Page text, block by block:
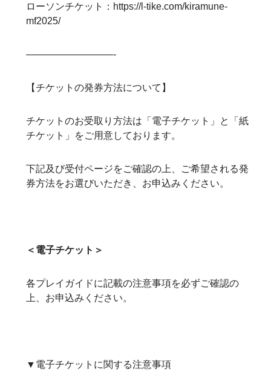
ローソンチケット： https://l-tike.com/kiramune-
mf2025/
—————————-
【チケットの発券方法について】
チケットのお受取り方法は「電子チケット」と「紙
チケット」をご用意しております。
下記及び受付ページをご確認の上、ご希望される発
券方法をお選びいただき、お申込みください。
＜電子チケット＞
各プレイガイドに記載の注意事項を必ずご確認の
上、お申込みください。
▼電子チケットに関する注意事項